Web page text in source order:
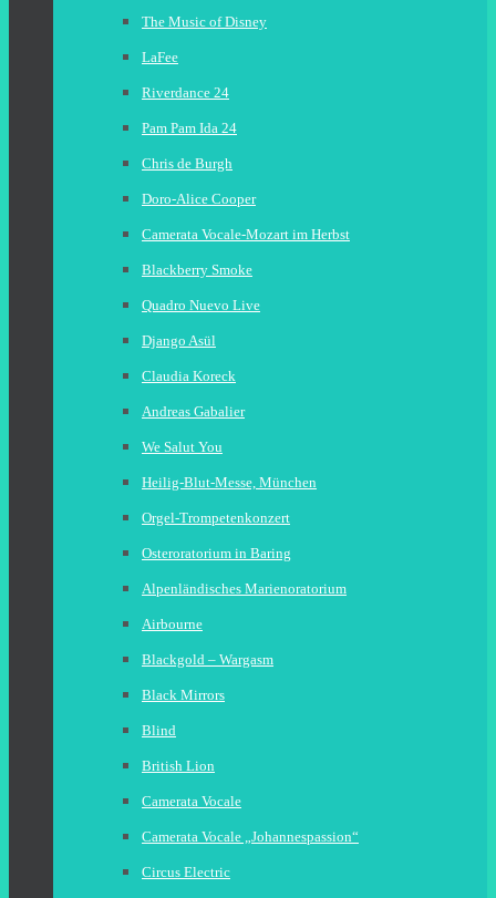
The Music of Disney
LaFee
Riverdance 24
Pam Pam Ida 24
Chris de Burgh
Doro-Alice Cooper
Camerata Vocale-Mozart im Herbst
Blackberry Smoke
Quadro Nuevo Live
Django Asül
Claudia Koreck
Andreas Gabalier
We Salut You
Heilig-Blut-Messe, München
Orgel-Trompetenkonzert
Osteroratorium in Baring
Alpenländisches Marienoratorium
Airbourne
Blackgold – Wargasm
Black Mirrors
Blind
British Lion
Camerata Vocale
Camerata Vocale „Johannespassion“
Circus Electric